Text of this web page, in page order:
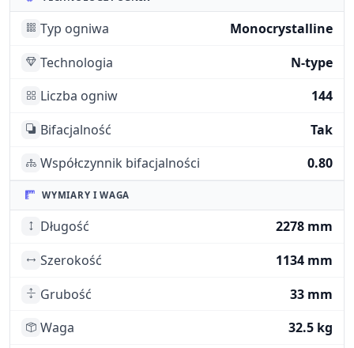
Typ ogniwa
Monocrystalline
Technologia
N-type
Liczba ogniw
144
Bifacjalność
Tak
Współczynnik bifacjalności
0.80
WYMIARY I WAGA
Długość
2278 mm
Szerokość
1134 mm
Grubość
33 mm
Waga
32.5 kg